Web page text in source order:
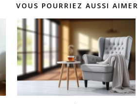
VOUS POURRIEZ AUSSI AIMER